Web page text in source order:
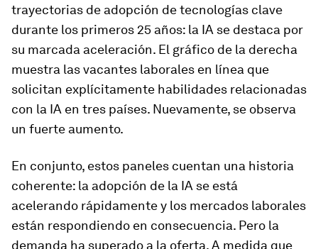
trayectorias de adopción de tecnologías clave
durante los primeros 25 años: la IA se destaca por
su marcada aceleración. El gráfico de la derecha
muestra las vacantes laborales en línea que
solicitan explícitamente habilidades relacionadas
con la IA en tres países. Nuevamente, se observa
un fuerte aumento.
En conjunto, estos paneles cuentan una historia
coherente: la adopción de la IA se está
acelerando rápidamente y los mercados laborales
están respondiendo en consecuencia. Pero la
demanda ha superado a la oferta. A medida que